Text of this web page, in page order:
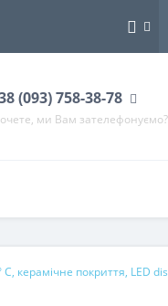
(093) 758-38-78
ми Вам зателефонуємо?
керамічне покриття, LED